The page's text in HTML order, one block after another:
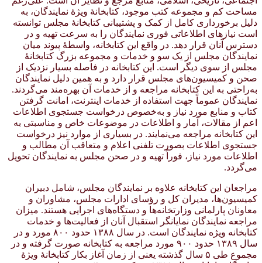
مساحت کم و مجموعه کتب موجود، کتابخانهٔ ویژهٔ نمایندگان، به
دلیل برخورداری کامل از کمک و پشتیبانی کتابخانهٔ مجلس توانسته
است نیازهای اطلاعاتی فوری نمایندگان را به سرعت تهیه و در
دسترس آنان قرار دهد. در واقع این کتابخانه، واسطهٔ پیوند میان
نمایندگان مجلس از یک سو و خدمات و مجموعه بزرگ کتابخانهٔ
مجلس از سوی دیگر است. این کتابخانه در فاصله بسیار نزدیک از
صحن و کمیسیون‌های مجلس قرار دارد و به همین دلیل نمایندگان
به‌راحتی به این کتابخانه مراجعه و از خدمات آن بهره‌مند می‌گردند.
نمایندگان عموماً جهت استفاده از خدمات اینترنت، امانت گرفتن
کتاب و منابع مورد نیاز و به‌خصوص درخواست جستجوی اطلاعات
اعم از مقالات، آمار و اطلاعات در موضوعات خاص و مناسبتی به
این کتابخانه مراجعه می‌نمایند. در بسیاری از موارد نیز درخواست
جستجوی اطلاعات بصورت تلفنی اعلام و متعاقب آن مطالب و
اطلاعات مورد نیاز، فوراً تهیه و در صحن مجلس به نمایندگان تحویل
می‌گردد.
مراجعان این کتابخانه علاوه بر نمایندگان مجلس، شامل دبیران
کمیسیون‌ها، مدیران کل و رؤسای ادارات مجلس، مشاوران و
معاونان پارلمانی وزارتخانه‌ها و دستگاه‌های اجرایی هستند. میزان
مراجعه نمایندگان نمایانگر استقبال آنان از فعالیت‌ها و خدمات
کتابخانه ویژه نمایندگان است. در سال ۱۳۸۸ حدود ۸۰۰ مورد و در
سال ۱۳۸۹ حدود ۹۰۰ مورد مراجعه به کتابخانه صورت گرفته و در
مجموع طی ۵ سال گذشته یعنی از زمان آغاز بکار کتابخانهٔ ویژهٔ